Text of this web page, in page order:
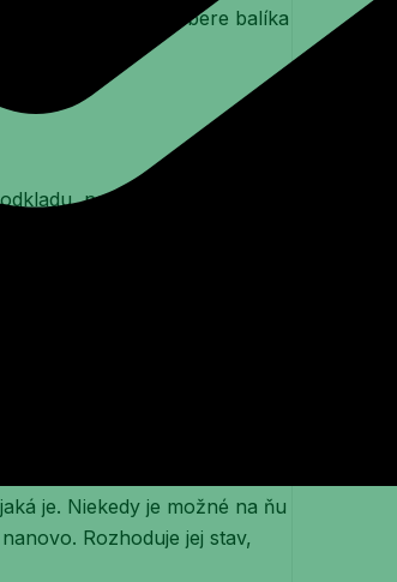
nie pri výbere balíka
netesnosti v strope
a difúzneho
vrstva môže časom priniesť
je. Niekedy je možné na ňu
Rozhoduje jej stav,